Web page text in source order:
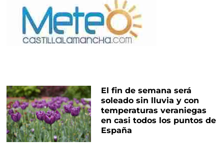
El fin de semana será
soleado sin lluvia y con
temperaturas veraniegas
en casi todos los puntos de
España